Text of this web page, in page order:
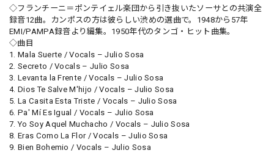
◇フランチーニ＝ポンテイェル楽団から引き抜いたソーサとの共演全
録音12曲。カンポスの方は彼らしい渋めの選曲で。1948から57年
EMI/PAMPA録音より編集。1950年代のタンゴ・ヒット曲集。
◇曲目
1. Mala Suerte / Vocals – Julio Sosa
2. Secreto / Vocals – Julio Sosa
3. Levanta la Frente / Vocals – Julio Sosa
4. Dios Te Salve M'hijo / Vocals – Julio Sosa
5. La Casita Esta Triste / Vocals – Julio Sosa
6. Pa' Mí Es Igual / Vocals – Julio Sosa
7. Yo Soy Aquel Muchacho / Vocals – Julio Sosa
8. Eras Como La Flor / Vocals – Julio Sosa
9. Bien Bohemio / Vocals – Julio Sosa